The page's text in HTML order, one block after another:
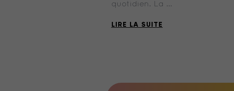
quotidien. La …
LIRE LA SUITE